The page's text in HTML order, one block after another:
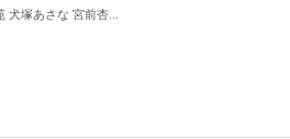
犬塚あさな 宮前杏...